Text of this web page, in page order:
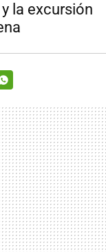
la excursión